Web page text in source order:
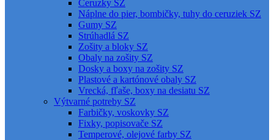
Ceruzky SZ
Náplne do pier, bombičky, tuhy do ceruziek SZ
Gumy SZ
Strúhadlá SZ
Zošity a bloky SZ
Obaly na zošity SZ
Dosky a boxy na zošity SZ
Plastové a kartónové obaly SZ
Vrecká, fľaše, boxy na desiatu SZ
Výtvarné potreby SZ
Farbičky, voskovky SZ
Fixky, popisovače SZ
Temperové, olejové farby SZ